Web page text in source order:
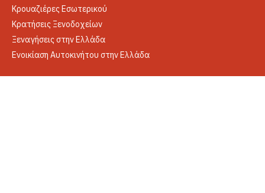
Κρουαζιέρες Εσωτερικού
Κρατήσεις Ξενοδοχείων
Ξεναγήσεις στην Ελλάδα
Ενοικίαση Αυτοκινήτου στην Ελλάδα